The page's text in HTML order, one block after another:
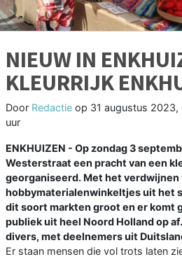
NIEUW IN
KLEURRIJK
Door Redactie op 31 augustus 2023,
uur
ENKHUIZEN - Op zondag 3
Westerstraat een pracht van een
georganiseerd. Met het verdwijnen
hobbymaterialenwinkeltjes uit het
dit soort markten groot en er komt
publiek uit heel Noord Holland op
divers, met deelnemers uit
Er staan mensen die vol trots laten